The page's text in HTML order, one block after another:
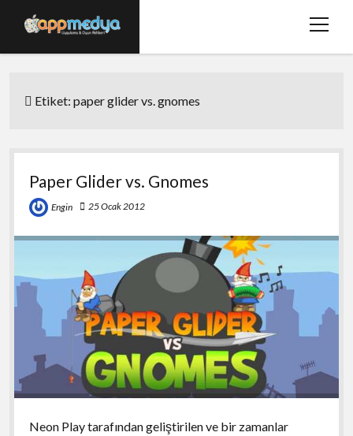
menüyü
Hakkımızda
twitterfacebook
Etiket:paper glider vs. gnomes
Paper Glider vs. Gnomes
Engin 25 Ocak 2012
Neon Play tarafından geliştirilen ve bir zamanlar